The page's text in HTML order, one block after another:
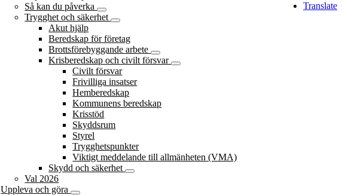
Translate
Så kan du påverka
Trygghet och säkerhet
Akut hjälp
Beredskap för företag
Brottsförebyggande arbete
Krisberedskap och civilt försvar
Civilt försvar
Frivilliga insatser
Hemberedskap
Kommunens beredskap
Krisstöd
Skyddsrum
Styrel
Trygghetspunkter
Viktigt meddelande till allmänheten (VMA)
Skydd och säkerhet
Val 2026
Uppleva och göra